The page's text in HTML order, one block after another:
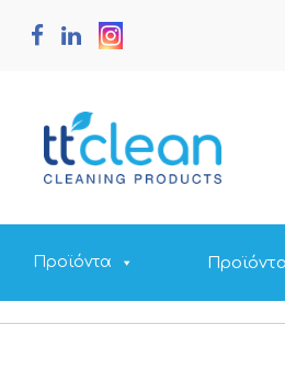
Προϊόντα